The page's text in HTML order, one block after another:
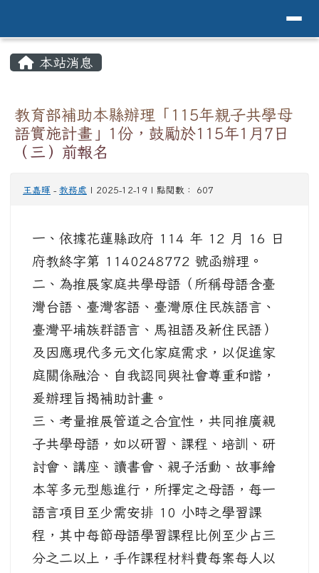
花蓮縣花蓮市中原國小全球資訊
本站消息
教育部補助本縣辦理「115年親子共學母
語實施計畫」1份，鼓勵於115年1月7日
（三）前報名
王嘉暉 - 教務處 | 2025-12-19 | 點閱數： 607
一、依據花蓮縣政府 114 年 12 月 16 日
府教終字第 1140248772 號函辦理。
二、為推展家庭共學母語（所稱母語含臺
灣台語、臺灣客語、臺灣原住民族語言、
臺灣平埔族群語言、馬祖語及新住民語）
及因應現代多元文化家庭需求，以促進家
庭關係融洽、自我認同與社會尊重和諧，
爰辦理旨揭補助計畫。
三、考量推展管道之合宜性，共同推廣親
子共學母語，如以研習、課程、培訓、研
討會、講座、讀書會、親子活動、故事繪
本等多元型態進行，所擇定之母語，每一
語言項目至少需安排 10 小時之學習課
程，其中每節母語學習課程比例至少占三
分之二以上，手作課程材料費每案每人以